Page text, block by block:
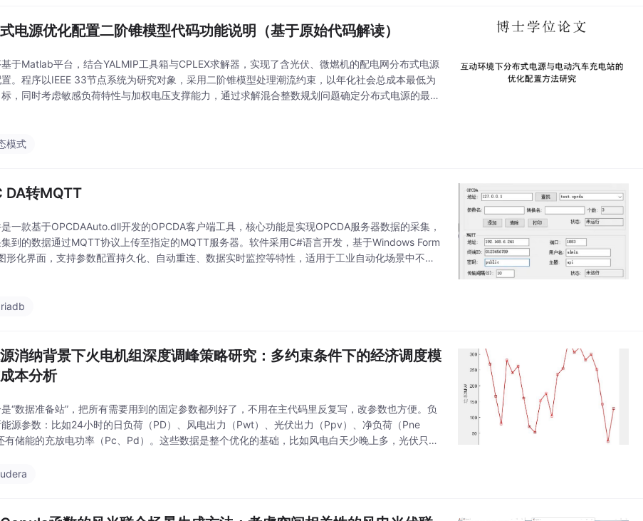
电源优化配置二阶锥模型代码功能说明（基于原始代码解读）
于Matlab平台，结合YALMIP工具箱与CPLEX求解器，实现了含光伏、微燃机的配电网分布式电源
。程序以IEEE 33节点系统为研究对象，采用二阶锥模型处理潮流约束，以年化社会总成本最低为
，同时考虑敏感负荷特性与加权电压支撑能力，通过求解混合整数规划问题确定分布式电源的最优
模式
DA转MQTT
一款基于OPCDAAuto.dll开发的OPCDA客户端工具，核心功能是实现OPCDA服务器数据的采集，
到的数据通过MQTT协议上传至指定的MQTT服务器。软件采用C#语言开发，基于Windows Form
形化界面，支持参数配置持久化、自动重连、数据实时监控等特性，适用于工业自动化场景中不同
消纳背景下火电机组深度调峰策略研究：多约束条件下的经济调度模
本分析
“数据准备站”，把所有需要用到的固定参数都列好了，不用在主代码里反复写，改参数也方便。负
源参数：比如24小时的日负荷（PD）、风电出力（Pwt）、光伏出力（Ppv）、净负荷（Pne
有储能的充放电功率（Pc、Pd）。这些数据是整个优化的基础，比如风电白天少晚上多，光伏只有